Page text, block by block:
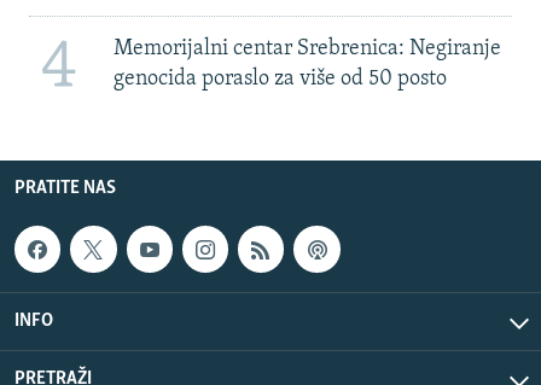
4
Memorijalni centar Srebrenica: Negiranje
genocida poraslo za više od 50 posto
PRATITE NAS
INFO
PRETRAŽI